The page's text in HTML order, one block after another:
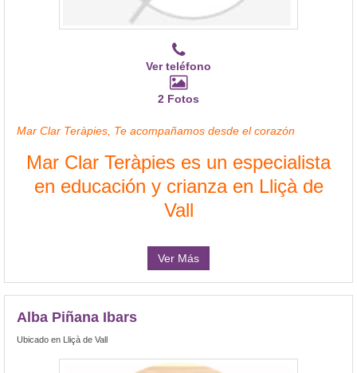
Ver teléfono
2 Fotos
Mar Clar Teràpies, Te acompañamos desde el corazón
Mar Clar Teràpies es un especialista
en educación y crianza en Lliçà de
Vall
Ver Más
Alba Piñana Ibars
Ubicado en Lliçà de Vall